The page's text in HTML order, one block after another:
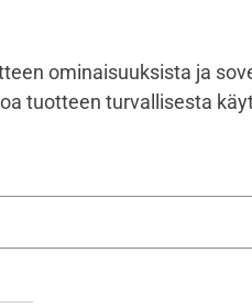
ominaisuuksista ja
tuotteen turvallisesta